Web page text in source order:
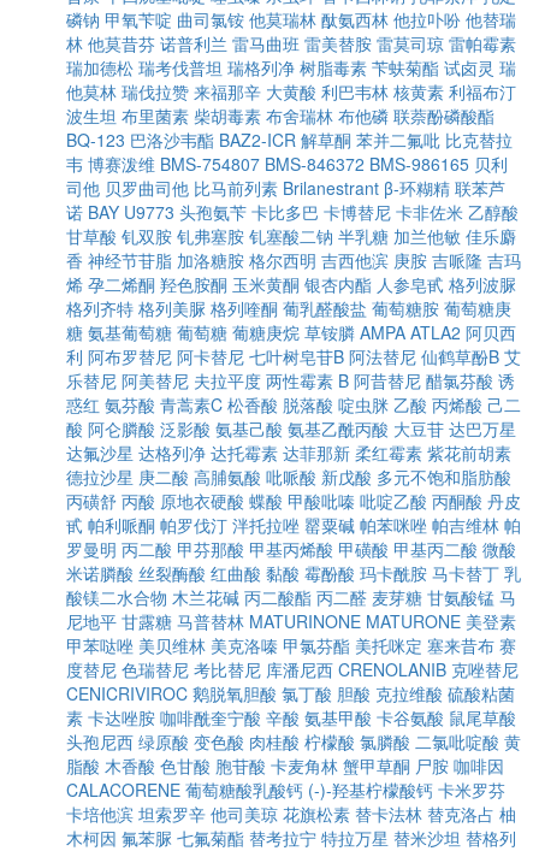
磷钠 甲氧苄啶 曲司氯铵 他莫瑞林 酞氨西林 他拉卟吩 他替瑞
林 他莫昔芬 诺普利兰 雷马曲班 雷美替胺 雷莫司琼 雷帕霉素
瑞加德松 瑞考伐普坦 瑞格列净 树脂毒素 苄蚨菊酯 试卤灵 瑞
他莫林 瑞伐拉赞 来福那辛 大黄酸 利巴韦林 核黄素 利福布汀
波生坦 布里菌素 柴胡毒素 布舍瑞林 布他磷 联萘酚磷酸酯
BQ-123 巴洛沙韦酯 BAZ2-ICR 解草酮 苯并二氟吡 比克替拉
韦 博赛泼维 BMS-754807 BMS-846372 BMS-986165 贝利
司他 贝罗曲司他 比马前列素 Brilanestrant β-环糊精 联苯芦
诺 BAY U9773 头孢氨苄 卡比多巴 卡博替尼 卡非佐米 乙醇酸
甘草酸 钆双胺 钆弗塞胺 钆塞酸二钠 半乳糖 加兰他敏 佳乐麝
香 神经节苷脂 加洛糖胺 格尔西明 吉西他滨 庚胺 吉哌隆 吉玛
烯 孕二烯酮 羟色胺酮 玉米黄酮 银杏内酯 人参皂甙 格列波脲
格列齐特 格列美脲 格列喹酮 葡乳醛酸盐 葡萄糖胺 葡萄糖庚
糖 氨基葡萄糖 葡萄糖 葡糖庚烷 草铵膦 AMPA ATLA2 阿贝西
利 阿布罗替尼 阿卡替尼 七叶树皂苷B 阿法替尼 仙鹤草酚B 艾
乐替尼 阿美替尼 夫拉平度 两性霉素 B 阿昔替尼 醋氯芬酸 诱
惑红 氨芬酸 青蒿素C 松香酸 脱落酸 啶虫脒 乙酸 丙烯酸 己二
酸 阿仑膦酸 泛影酸 氨基己酸 氨基乙酰丙酸 大豆苷 达巴万星
达氟沙星 达格列净 达托霉素 达菲那新 柔红霉素 紫花前胡素
德拉沙星 庚二酸 高脯氨酸 吡哌酸 新戊酸 多元不饱和脂肪酸
丙磺舒 丙酸 原地衣硬酸 蝶酸 甲酸吡嗪 吡啶乙酸 丙酮酸 丹皮
甙 帕利哌酮 帕罗伐汀 泮托拉唑 罂粟碱 帕苯咪唑 帕吉维林 帕
罗曼明 丙二酸 甲芬那酸 甲基丙烯酸 甲磺酸 甲基丙二酸 微酸
米诺膦酸 丝裂酶酸 红曲酸 黏酸 霉酚酸 玛卡酰胺 马卡替丁 乳
酸镁二水合物 木兰花碱 丙二酸酯 丙二醛 麦芽糖 甘氨酸锰 马
尼地平 甘露糖 马普替林 MATURINONE MATURONE 美登素
甲苯哒唑 美贝维林 美克洛嗪 甲氯芬酯 美托咪定 塞来昔布 赛
度替尼 色瑞替尼 考比替尼 库潘尼西 CRENOLANIB 克唑替尼
CENICRIVIROC 鹅脱氧胆酸 氯丁酸 胆酸 克拉维酸 硫酸粘菌
素 卡达唑胺 咖啡酰奎宁酸 辛酸 氨基甲酸 卡谷氨酸 鼠尾草酸
头孢尼西 绿原酸 变色酸 肉桂酸 柠檬酸 氯膦酸 二氯吡啶酸 黄
脂酸 木香酸 色甘酸 胞苷酸 卡麦角林 蟹甲草酮 尸胺 咖啡因
CALACORENE 葡萄糖酸乳酸钙 (-)-羟基柠檬酸钙 卡米罗芬
卡培他滨 坦索罗辛 他司美琼 花旗松素 替卡法林 替克洛占 柚
木柯因 氟苯脲 七氟菊酯 替考拉宁 特拉万星 替米沙坦 替格列